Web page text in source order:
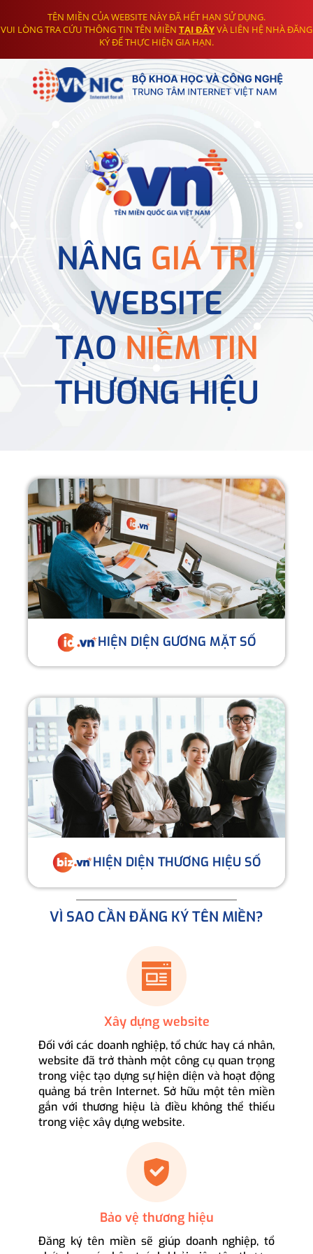
TÊN MIỀN CỦA WEBSITE NÀY ĐÃ HẾT HẠN SỬ DỤNG.
VUI LÒNG TRA CỨU THÔNG TIN TÊN MIỀN TẠI ĐÂYVÀ LIÊN HỆ NHÀ ĐĂNG
KÝ ĐỂ THỰC HIỆN GIA HẠN.
NÂNG GIÁ TRỊ
WEBSITE
TẠONIỀM TIN
THƯƠNG HIỆU
HIỆN DIỆN GƯƠNG MẶT SỐ
HIỆN DIỆN THƯƠNG HIỆU SỐ
VÌ SAO CẦN ĐĂNG KÝ TÊN MIỀN?
Xây dựng website
Đối với các doanh nghiệp, tổ chức hay cá nhân,
website đã trở thành một công cụ quan trọng
trong việc tạo dựng sự hiện diện và hoạt động
quảng bá trên Internet. Sở hữu một tên miền
gắn với thương hiệu là điều không thể thiếu
trong việc xây dựng website.
Bảo vệ thương hiệu
Đăng ký tên miền sẽ giúp doanh nghiệp, tổ